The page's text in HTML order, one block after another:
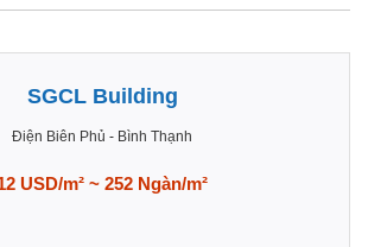
SGCL Building
Điện Biên Phủ - Bình Thạnh
USD/m² ~ 252 Ngàn/m²